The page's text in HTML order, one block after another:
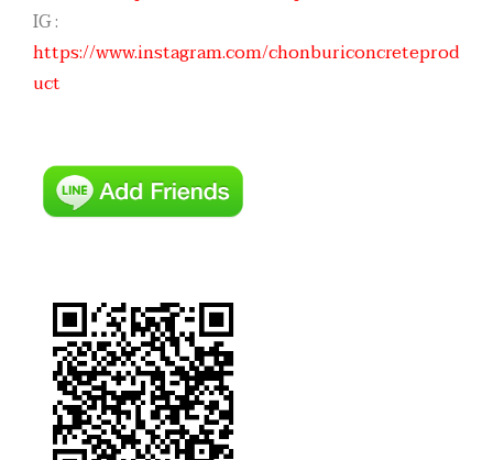
IG :
https://www.instagram.com/chonburiconcreteprod
uct